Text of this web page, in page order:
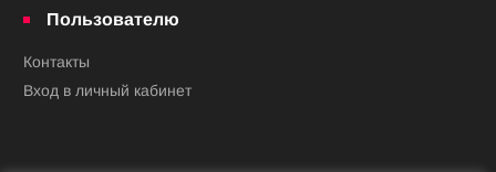
Пользователю
Контакты
Вход в личный кабинет